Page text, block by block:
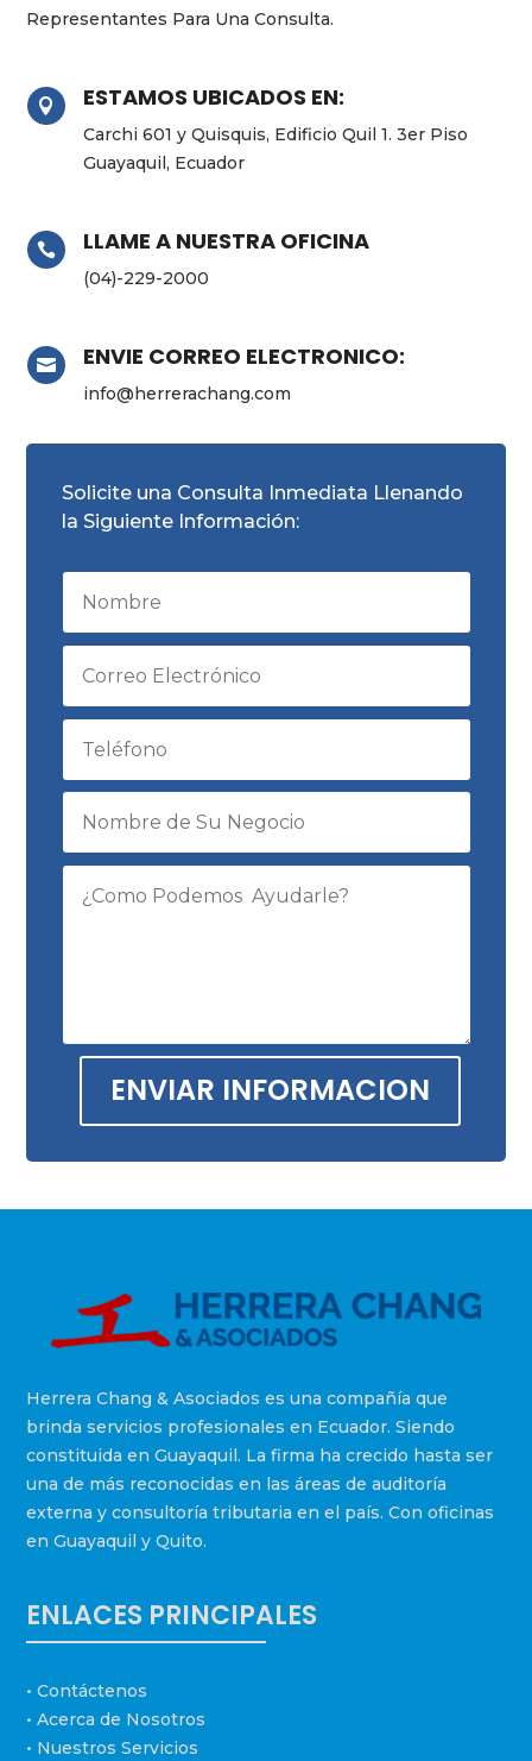
Representantes Para Una Consulta.
 ESTAMOS UBICADOS EN:
Carchi 601 y Quisquis, Edificio Quil 1. 3er Piso
Guayaquil, Ecuador
 LLAME A NUESTRA OFICINA
(04)-229-2000
 ENVIE CORREO ELECTRONICO:
info@herrerachang.com
Solicite una Consulta Inmediata Llenando
la Siguiente Información:
ENVIAR INFORMACION
Herrera Chang & Asociados es una compañía que
brinda servicios profesionales en Ecuador. Siendo
constituida en Guayaquil. La firma ha crecido hasta ser
una de más reconocidas en las áreas de auditoría
externa y consultoría tributaria en el país. Con oficinas
en Guayaquil y Quito.
ENLACES PRINCIPALES
• Contáctenos
• Acerca de Nosotros
• Nuestros Servicios